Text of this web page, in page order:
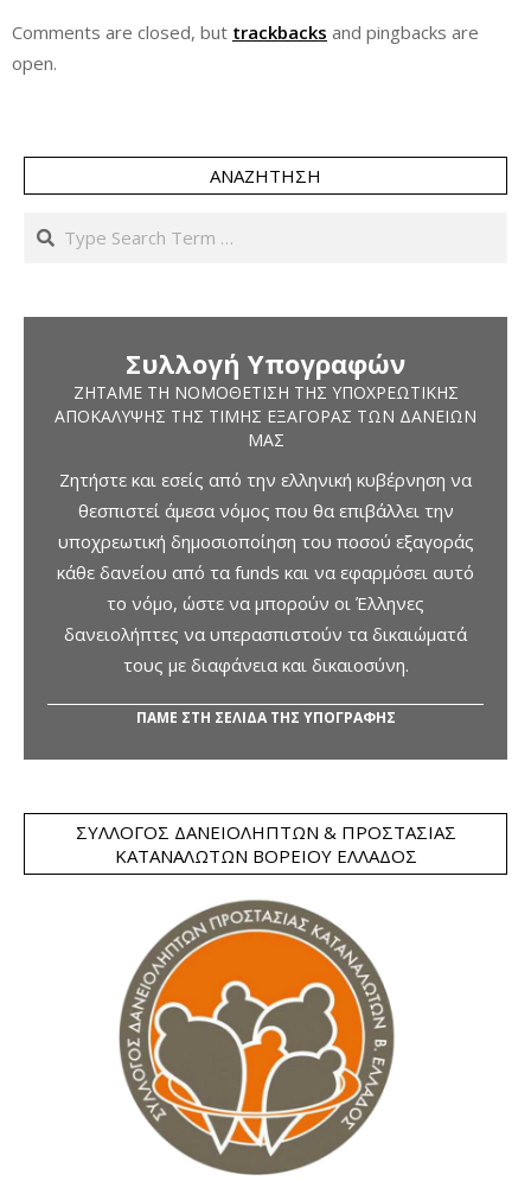
Comments are closed, but trackbacks and pingbacks are
open.
ΑΝΑΖΉΤΗΣΗ
Search
Συλλογή Υπογραφών
ΖΗΤΆΜΕ ΤΗ ΝΟΜΟΘΈΤΙΣΗ ΤΗΣ ΥΠΟΧΡΕΩΤΙΚΉΣ
ΑΠΟΚΆΛΥΨΗΣ ΤΗΣ ΤΙΜΉΣ ΕΞΑΓΟΡΆΣ ΤΩΝ ΔΑΝΕΊΩΝ
ΜΑΣ
Ζητήστε και εσείς από την ελληνική κυβέρνηση να
θεσπιστεί άμεσα νόμος που θα επιβάλλει την
υποχρεωτική δημοσιοποίηση του ποσού εξαγοράς
κάθε δανείου από τα funds και να εφαρμόσει αυτό
το νόμο, ώστε να μπορούν οι Έλληνες
δανειολήπτες να υπερασπιστούν τα δικαιώματά
τους με διαφάνεια και δικαιοσύνη.
ΠΑΜΕ ΣΤΗ ΣΕΛΙΔΑ ΤΗΣ ΥΠΟΓΡΑΦΗΣ
ΣΎΛΛΟΓΟΣ ΔΑΝΕΙΟΛΗΠΤΏΝ & ΠΡΟΣΤΑΣΊΑΣ
ΚΑΤΑΝΑΛΩΤΏΝ ΒΟΡΕΊΟΥ ΕΛΛΆΔΟΣ